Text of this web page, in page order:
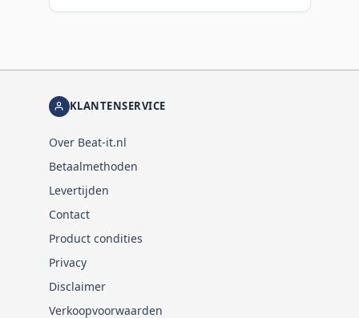
KLANTENSERVICE
Over Beat-it.nl
Betaalmethoden
Levertijden
Contact
Product condities
Privacy
Disclaimer
Verkoopvoorwaarden